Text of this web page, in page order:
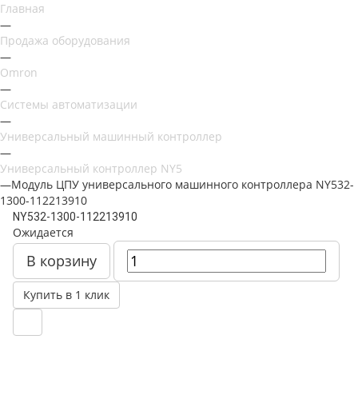
Главная
—
Продажа оборудования
—
Omron
—
Системы автоматизации
—
Универсальный машинный контроллер
—
Универсальный контроллер NY5
—Модуль ЦПУ универсального машинного контроллера NY532-
1300-112213910
NY532-1300-112213910
Ожидается
В корзину
Купить в 1 клик